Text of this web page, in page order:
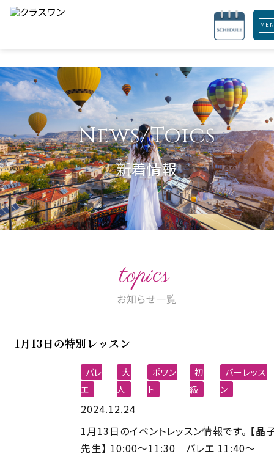
News/Toics
新着情報
topics
お知らせ一覧
1月13日の特別レッスン
バレ
エ
大
人
ポワン
ト
初
級
バーレッス
ン
2024.12.24
1月13日のイベントレッスン情報です。 【晶
先生】 10:00〜11:30 バレエ 11:40〜